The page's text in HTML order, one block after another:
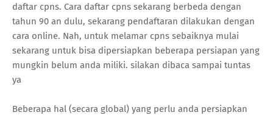
daftar cpns. Cara daftar cpns sekarang berbeda dengan
tahun 90 an dulu, sekarang pendaftaran dilakukan dengan
cara online. Nah, untuk melamar cpns sebaiknya mulai
sekarang untuk bisa dipersiapkan beberapa persiapan yang
mungkin belum anda miliki. silakan dibaca sampai tuntas
ya
Beberapa hal (secara global) yang perlu anda persiapkan